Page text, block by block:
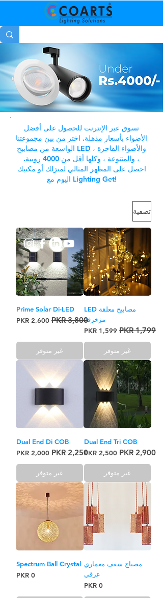
تسوق عبر الإنترنت للحصول على أفضل
الأضواء بأسعار مذهلة. اختر من بين مجموعتنا
الواسعة من مصابيح LED ، والأضواء الفاخرة
، والمتنوعة ، وكلها أقل من 4000 روبية.
احصل على المظهر المثالي لمنزلك أو مكتبك
اليوم مع Lighting Get!
تصفية
مصابيح معلقة LED
مزخرفة
سعر عادي
سعر البيع
غير متوفر
Prime Solar Di-LED
سعر عادي
سعر البيع
غير متوفر
Dual End Tri COB
سعر عادي
سعر البيع
غير متوفر
Dual End Di COB
سعر عادي
سعر البيع
غير متوفر
مصباح سقف معماري
عرقي
السعر
Spectrum Ball Crystal
السعر